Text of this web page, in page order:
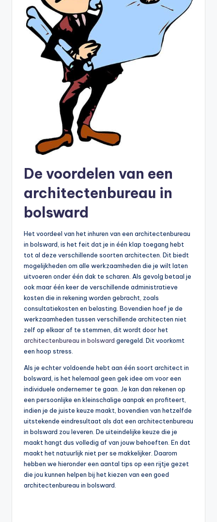
De voordelen van een
architectenbureau in
bolsward
Het voordeel van het inhuren van een architectenbureau
in bolsward, is het feit dat je in één klap toegang hebt
tot al deze verschillende soorten architecten. Dit biedt
mogelijkheden om alle werkzaamheden die je wilt laten
uitvoeren onder één dak te scharen. Als gevolg betaal je
ook maar één keer de verschillende administratieve
kosten die in rekening worden gebracht, zoals
consultatiekosten en belasting. Bovendien hoef je de
werkzaamheden tussen verschillende architecten niet
zelf op elkaar af te stemmen, dit wordt door het
architectenbureau in bolsward geregeld. Dit voorkomt
een hoop stress.
Als je echter voldoende hebt aan één soort architect in
bolsward, is het helemaal geen gek idee om voor een
individuele ondernemer te gaan. Je kan dan rekenen op
een persoonlijke en kleinschalige aanpak en profiteert,
indien je de juiste keuze maakt, bovendien van hetzelfde
uitstekende eindresultaat als dat een architectenbureau
in bolsward zou leveren. De uiteindelijke keuze die je
maakt hangt dus volledig af van jouw behoeften. En dat
maakt het natuurlijk niet per se makkelijker. Daarom
hebben we hieronder een aantal tips op een rijtje gezet
die jou kunnen helpen bij het kiezen van een goed
architectenbureau in bolsward.